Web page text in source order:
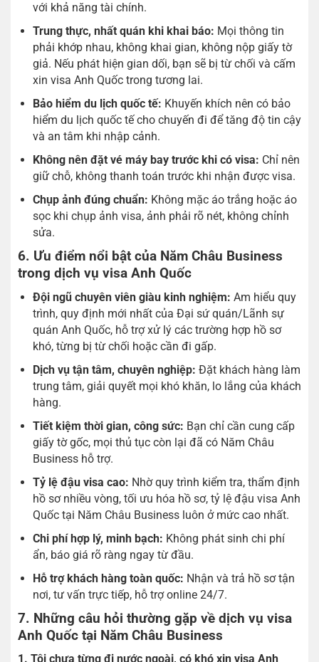
với khả năng tài chính.
Trung thực, nhất quán khi khai báo: Mọi thông tin
phải khớp nhau, không khai gian, không nộp giấy tờ
giả. Nếu phát hiện gian dối, bạn sẽ bị từ chối và cấm
xin visa Anh Quốc trong tương lai.
Bảo hiểm du lịch quốc tế: Khuyến khích nên có bảo
hiểm du lịch quốc tế cho chuyến đi để tăng độ tin cậy
và an tâm khi nhập cảnh.
Không nên đặt vé máy bay trước khi có visa: Chỉ nên
giữ chỗ, không thanh toán trước khi nhận được visa.
Chụp ảnh đúng chuẩn: Không mặc áo trắng hoặc áo
sọc khi chụp ảnh visa, ảnh phải rõ nét, không chỉnh
sửa.
6. Ưu điểm nổi bật của Năm Châu Business
trong dịch vụ visa Anh Quốc
Đội ngũ chuyên viên giàu kinh nghiệm: Am hiểu quy
trình, quy định mới nhất của Đại sứ quán/Lãnh sự
quán Anh Quốc, hỗ trợ xử lý các trường hợp hồ sơ
khó, từng bị từ chối hoặc cần đi gấp.
Dịch vụ tận tâm, chuyên nghiệp: Đặt khách hàng làm
trung tâm, giải quyết mọi khó khăn, lo lắng của khách
hàng.
Tiết kiệm thời gian, công sức: Bạn chỉ cần cung cấp
giấy tờ gốc, mọi thủ tục còn lại đã có Năm Châu
Business hỗ trợ.
Tỷ lệ đậu visa cao: Nhờ quy trình kiểm tra, thẩm định
hồ sơ nhiều vòng, tối ưu hóa hồ sơ, tỷ lệ đậu visa Anh
Quốc tại Năm Châu Business luôn ở mức cao nhất.
Chi phí hợp lý, minh bạch: Không phát sinh chi phí
ẩn, báo giá rõ ràng ngay từ đầu.
Hỗ trợ khách hàng toàn quốc: Nhận và trả hồ sơ tận
nơi, tư vấn trực tiếp, hỗ trợ online 24/7.
7. Những câu hỏi thường gặp về dịch vụ visa
Anh Quốc tại Năm Châu Business
1. Tôi chưa từng đi nước ngoài, có khó xin visa Anh